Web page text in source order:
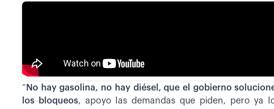
“ No hay gasolina, no hay diésel, que el gobierno
los bloqueos, apoyo las demandas que piden, pero ya